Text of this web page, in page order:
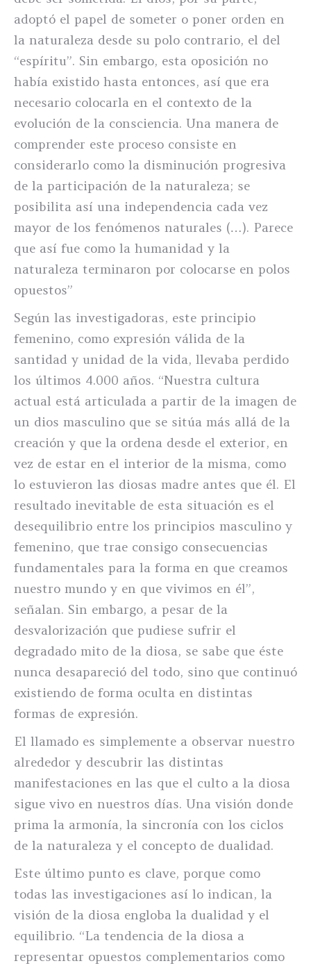
adoptó el papel de someter o poner orden en
la naturaleza desde su polo contrario, el del
“espíritu”. Sin embargo, esta oposición no
había existido hasta entonces, así que era
necesario colocarla en el contexto de la
evolución de la consciencia. Una manera de
comprender este proceso consiste en
considerarlo como la disminución progresiva
de la participación de la naturaleza; se
posibilita así una independencia cada vez
mayor de los fenómenos naturales (…). Parece
que así fue como la humanidad y la
naturaleza terminaron por colocarse en polos
opuestos”
Según las investigadoras, este principio
femenino, como expresión válida de la
santidad y unidad de la vida, llevaba perdido
los últimos 4.000 años. “Nuestra cultura
actual está articulada a partir de la imagen de
un dios masculino que se sitúa más allá de la
creación y que la ordena desde el exterior, en
vez de estar en el interior de la misma, como
lo estuvieron las diosas madre antes que él. El
resultado inevitable de esta situación es el
desequilibrio entre los principios masculino y
femenino, que trae consigo consecuencias
fundamentales para la forma en que creamos
nuestro mundo y en que vivimos en él”,
señalan. Sin embargo, a pesar de la
desvalorización que pudiese sufrir el
degradado mito de la diosa, se sabe que éste
nunca desapareció del todo, sino que continuó
existiendo de forma oculta en distintas
formas de expresión.
El llamado es simplemente a observar nuestro
alrededor y descubrir las distintas
manifestaciones en las que el culto a la diosa
sigue vivo en nuestros días. Una visión donde
prima la armonía, la sincronía con los ciclos
de la naturaleza y el concepto de dualidad.
Este último punto es clave, porque como
todas las investigaciones así lo indican, la
visión de la diosa engloba la dualidad y el
equilibrio. “La tendencia de la diosa a
representar opuestos complementarios como